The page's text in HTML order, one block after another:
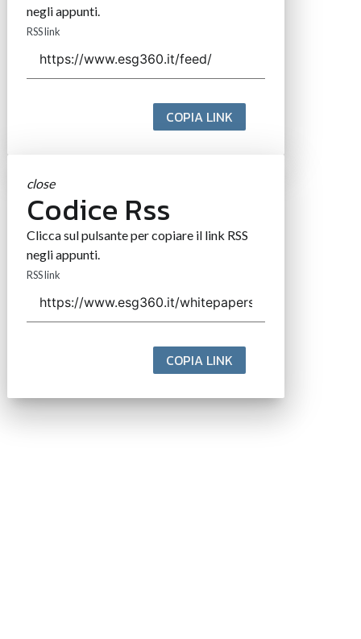
negli appunti.
RSS link
COPIA LINK
close
Codice Rss
Clicca sul pulsante per copiare il link RSS
negli appunti.
RSS link
COPIA LINK